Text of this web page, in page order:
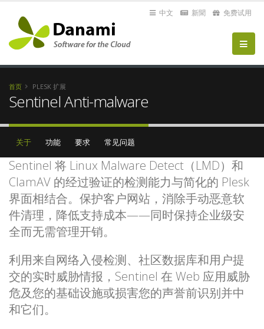
中文 新聞 免费试用
首页 PLESK 扩展
Sentinel Anti-malware
关于 功能 要求 常见问题
Sentinel 将 Linux Malware Detect（LMD）和
ClamAV 的经过验证的检测能力与简化的 Plesk
界面相结合。保护客户网站，消除手动恶意软
件清理，降低支持成本——同时保持企业级安
全而无需管理开销。
利用来自网络入侵检测、社区数据库和用户提
交的实时威胁情报，Sentinel 在 Web 应用威胁
危及您的基础设施或损害您的声誉前识别并中
和它们。